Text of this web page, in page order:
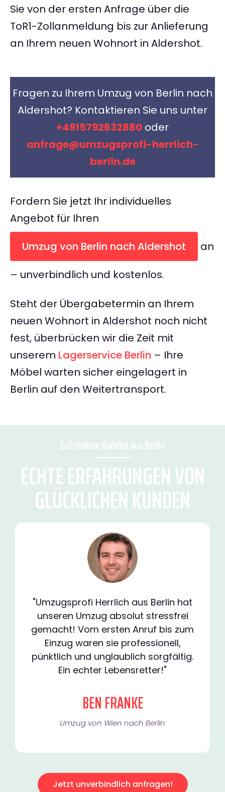
Sie von der ersten Anfrage über die
ToR1-Zollanmeldung bis zur Anlieferung
an Ihrem neuen Wohnort in Aldershot.
Fragen zu Ihrem Umzug von Berlin nach
Aldershot? Kontaktieren Sie uns unter
+4915792632880 oder
anfrage@umzugsprofi-herrlich-
berlin.de
Fordern Sie jetzt Ihr individuelles
Angebot für Ihren
Umzug von Berlin nach Aldershot
an
– unverbindlich und kostenlos.
Steht der Übergabetermin an Ihrem
neuen Wohnort in Aldershot noch nicht
fest, überbrücken wir die Zeit mit
unserem Lagerservice Berlin – Ihre
Möbel warten sicher eingelagert in
Berlin auf den Weitertransport.
Zufriedene Kunden aus Berlin
ECHTE ERFAHRUNGEN VON
GLÜCKLICHEN KUNDEN
"Umzugsprofi Herrlich aus Berlin hat
unseren Umzug absolut stressfrei
gemacht! Vom ersten Anruf bis zum
Einzug waren sie professionell,
pünktlich und unglaublich sorgfältig.
Ein echter Lebensretter!"
BEN FRANKE
Umzug von Wien nach Berlin
Jetzt unverbindlich anfragen!